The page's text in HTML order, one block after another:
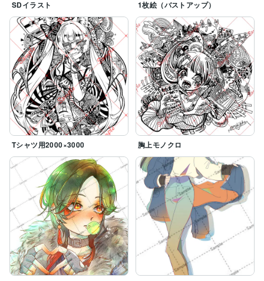
SDイラスト 1枚絵（バストアップ）
Tシャツ用2000×3000 胸上モノクロ